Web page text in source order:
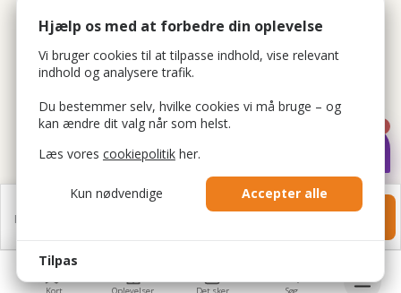
Fra Gå til bestilling
Hjælp os med at forbedre din oplevelse
Vi bruger cookies til at tilpasse indhold, vise relevant
indhold og analysere trafik.
Du bestemmer selv, hvilke cookies vi må bruge – og
kan ændre dit valg når som helst.
Læs vores cookiepolitikher.
Kun nødvendige Accepter alle
Tilpas